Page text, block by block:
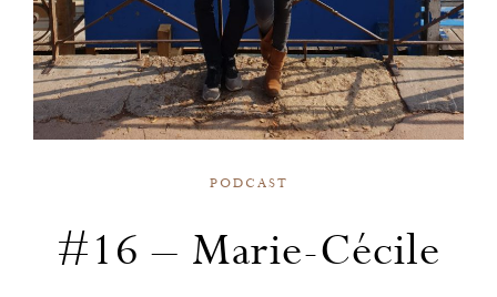
PODCAST
#16 – Marie-Cécile